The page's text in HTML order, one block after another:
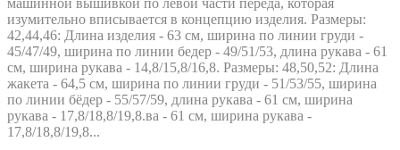
машинной вышивкой по левой части переда, которая
изумительно вписывается в концепцию изделия. Размеры:
42,44,46: Длина изделия - 63 см, ширина по линии груди -
45/47/49, ширина по линии бедер - 49/51/53, длина рукава - 61
см, ширина рукава - 14,8/15,8/16,8. Размеры: 48,50,52: Длина
жакета - 64,5 см, ширина по линии груди - 51/53/55, ширина
по линии бёдер - 55/57/59, длина рукава - 61 см, ширина
рукава - 17,8/18,8/19,8.ва - 61 см, ширина рукава -
17,8/18,8/19,8...